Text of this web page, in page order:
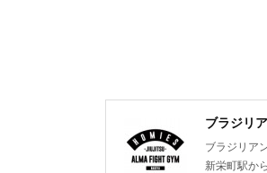
ブラジリ
ブラジリア
新栄町駅か